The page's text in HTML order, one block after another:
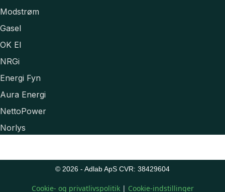
Modstrøm
Gasel
OK El
NRGi
Energi Fyn
Aura Energi
NettoPower
Norlys
© 2026 - Adlab ApS CVR: 38429604
Cookie- og privatlivspolitik| Cookie-indstillinger